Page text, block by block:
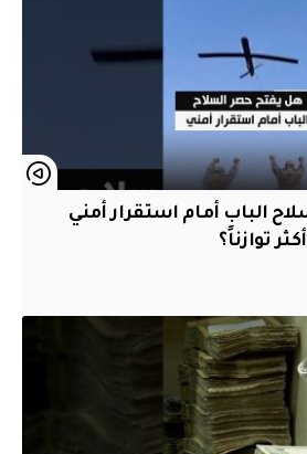
الباب أمام استقرار أمني
توازناً؟